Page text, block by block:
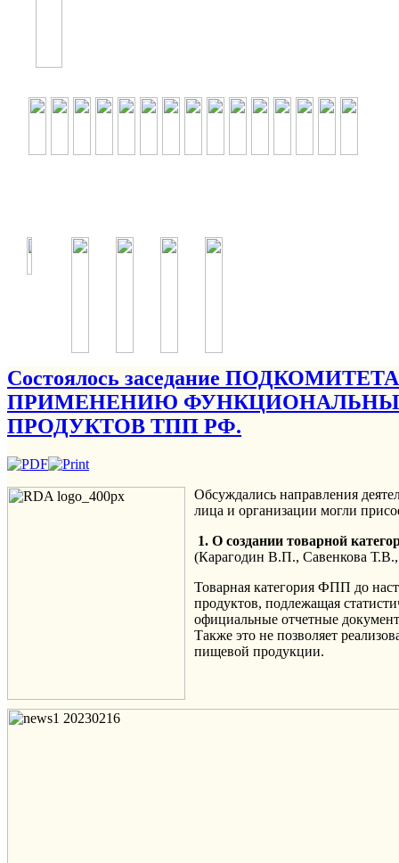
Состоялось заседание
ПРИМЕНЕНИЮ
ПРОДУКТОВ ТПП РФ.
Обсуждались направления
лица и организации могли
1. О создании товарной
(Карагодин В.П., Савенкова
Товарная категория ФПП до
продуктов, подлежащая
официальные отчетные
Также это не позволяет
пищевой продукции.